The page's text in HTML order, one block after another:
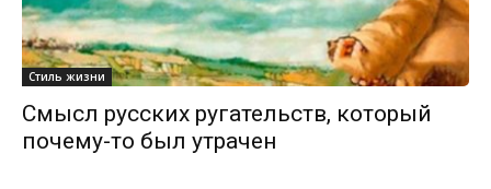
Стиль жизни
Смысл русских ругательств, который
почему-то был утрачен